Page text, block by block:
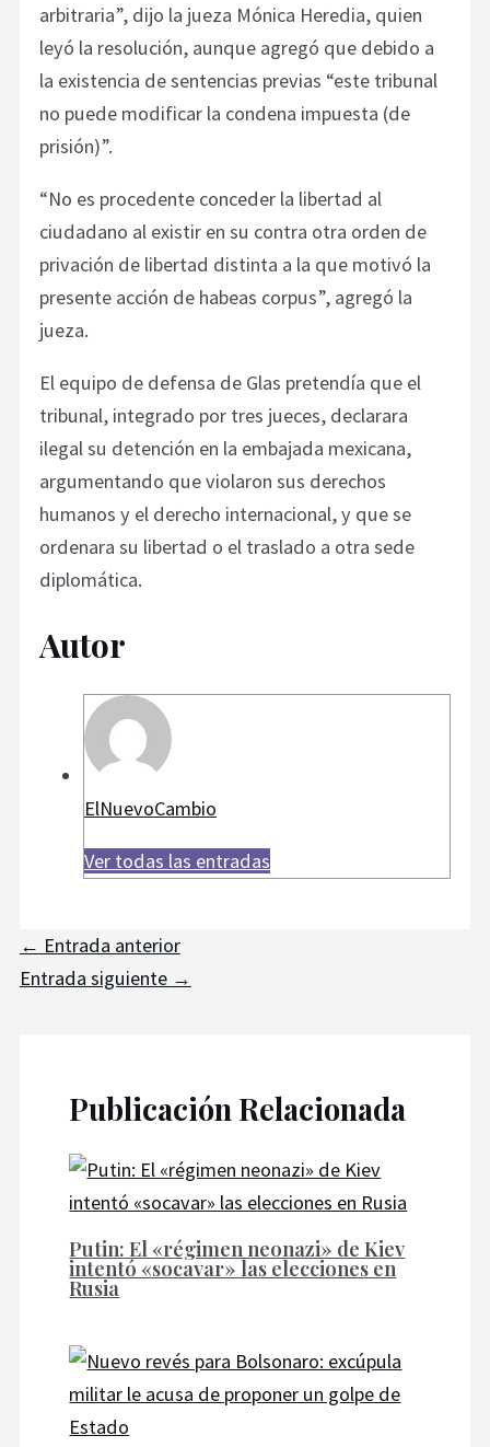
arbitraria”, dijo la jueza Mónica Heredia, quien
leyó la resolución, aunque agregó que debido a
la existencia de sentencias previas “este tribunal
no puede modificar la condena impuesta (de
prisión)”.
“No es procedente conceder la libertad al
ciudadano al existir en su contra otra orden de
privación de libertad distinta a la que motivó la
presente acción de habeas corpus”, agregó la
jueza.
El equipo de defensa de Glas pretendía que el
tribunal, integrado por tres jueces, declarara
ilegal su detención en la embajada mexicana,
argumentando que violaron sus derechos
humanos y el derecho internacional, y que se
ordenara su libertad o el traslado a otra sede
diplomática.
Autor
ElNuevoCambio
Ver todas las entradas
← Entrada anterior
Entrada siguiente →
Publicación Relacionada
Putin: El «régimen neonazi» de Kiev
intentó «socavar» las elecciones en
Rusia